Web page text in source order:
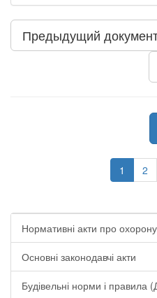
Предыдущий
1 2
Нормативні акти про
Основні законодавчі акти
Будівельні норми і